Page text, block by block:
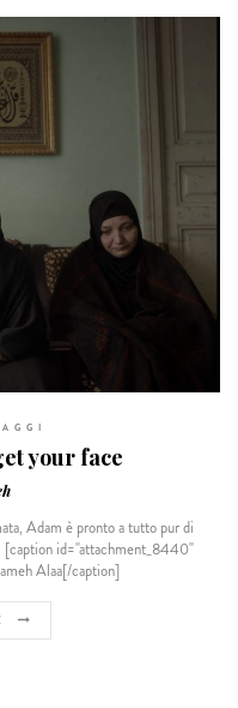
your face
Adam è pronto a tutto pur di
id="attachment_8440"
Alaa[/caption]